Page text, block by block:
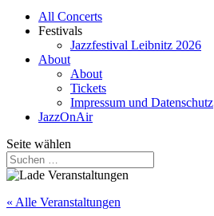
All Concerts
Festivals
Jazzfestival Leibnitz 2026
About
About
Tickets
Impressum und Datenschutz
JazzOnAir
Seite wählen
« Alle Veranstaltungen